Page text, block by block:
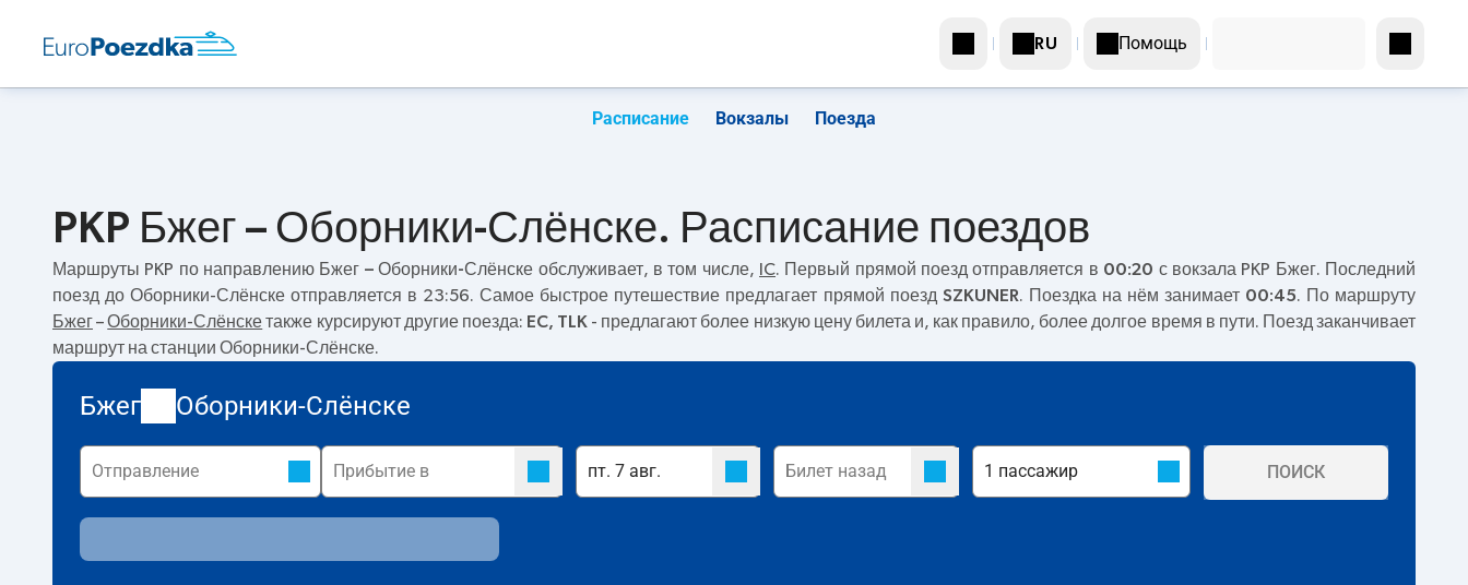
RU Помощь
Расписание Вокзалы Поезда
PKP Бжег – Оборники-Слёнске. Расписание поездов
Маршруты PKP по направлению Бжег – Оборники-Слёнске обслуживает, в том числе, IC. Первый прямой поезд отправляется в 00:20 с вокзала PKP Бжег. Последний
поезд до Оборники-Слёнске отправляется в 23:56. Самое быстрое путешествие предлагает прямой поезд SZKUNER. Поездка на нём занимает 00:45. По маршруту
Бжег–Оборники-Слёнскетакже курсируют другие поезда: EC, TLK - предлагают более низкую цену билета и, как правило, более долгое время в пути. Поезд заканчивает
маршрут на станции Оборники-Слёнске.
Бжег Оборники-Слёнске
ПОИСК